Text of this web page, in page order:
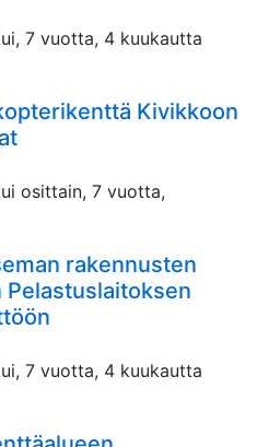
7 vuotta, 4 kuukautta
Kivikkoon
osittain, 7 vuotta,
rakennusten
7 vuotta, 4 kuukautta